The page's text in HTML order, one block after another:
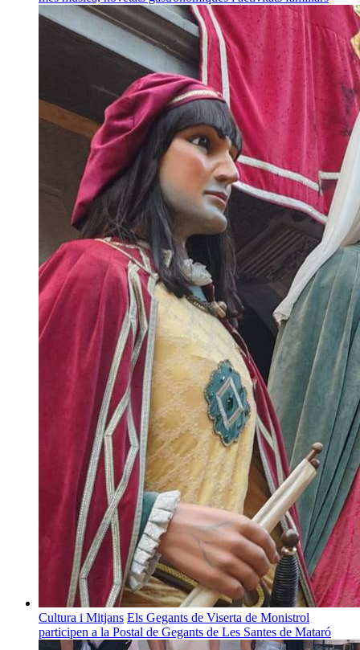
Cultura i Mitjans Els Gegants de Viserta de Monistrol
participen a la Postal de Gegants de Les Santes de Mataró